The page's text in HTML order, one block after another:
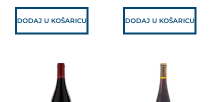
DODAJ U KOŠARICU DODAJ U KOŠARICU